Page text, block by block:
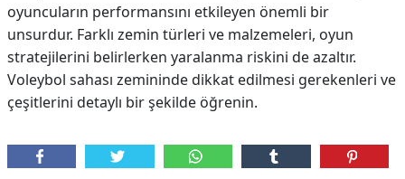
oyuncuların performansını etkileyen önemli bir
unsurdur. Farklı zemin türleri ve malzemeleri, oyun
stratejilerini belirlerken yaralanma riskini de azaltır.
Voleybol sahası zemininde dikkat edilmesi gerekenleri ve
çeşitlerini detaylı bir şekilde öğrenin.